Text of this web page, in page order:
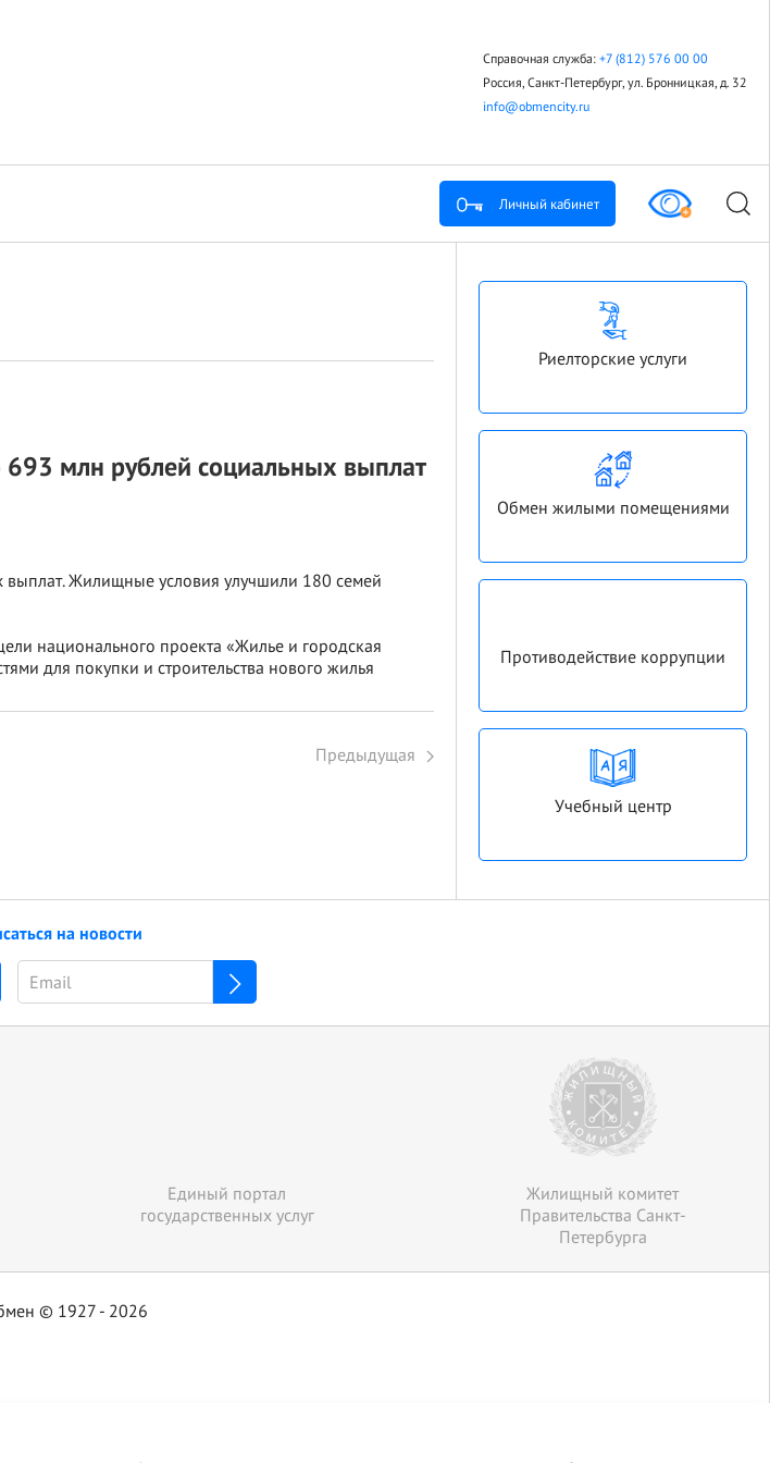
Справочная служба: +7 (812) 576 00 00
Россия, Санкт-Петербург, ул. Бронницкая, д. 32
info@obmencity.ru
Личный кабинет
млн рублей социальных выплат
Жилищные условия улучшили 180 семей
национального проекта «Жилье и городская
для покупки и строительства нового жилья
Предыдущая
Риелторские услуги
Обмен жилыми помещениями
Противодействие коррупции
Учебный центр
на новости
Единый портал
государственных услуг
Жилищный комитет
Правительства Санкт-
Петербурга
© 1927 - 2026